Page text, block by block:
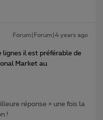
Forum|Forum|4 years ago
lignes il est préférable de
Market au
réponse » une fois la
!